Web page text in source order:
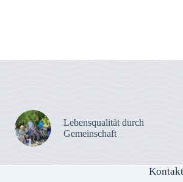
Lebensqualität durch
Gemeinschaft